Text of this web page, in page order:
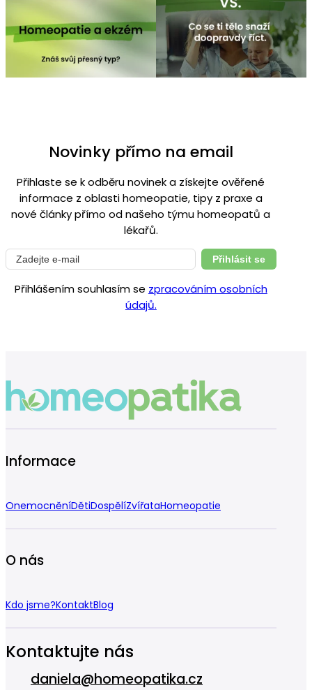
Novinky přímo na email
Přihlaste se k odběru novinek a získejte ověřené
informace z oblasti homeopatie, tipy z praxe a
nové články přímo od našeho týmu homeopatů a
lékařů.
Přihlásit se
Přihlášením souhlasím se zpracováním osobních
údajů.
Informace
OnemocněníDětiDospělíZvířataHomeopatie
O nás
Kdo jsme?KontaktBlog
Kontaktujte nás
daniela@homeopatika.cz